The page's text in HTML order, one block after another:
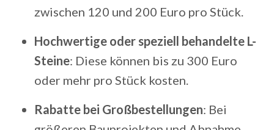
zwischen 120 und 200 Euro pro Stück.
Hochwertige oder speziell behandelte L-
Steine: Diese können bis zu 300 Euro
oder mehr pro Stück kosten.
Rabatte bei Großbestellungen: Bei